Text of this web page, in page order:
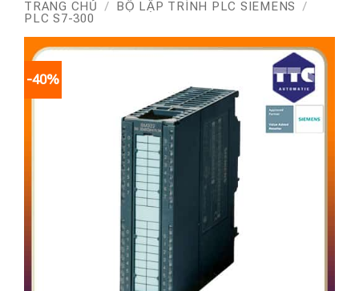
TRANG CHỦ / BỘ LẬP TRÌNH PLC SIEMENS
/
PLC S7-300
-40%